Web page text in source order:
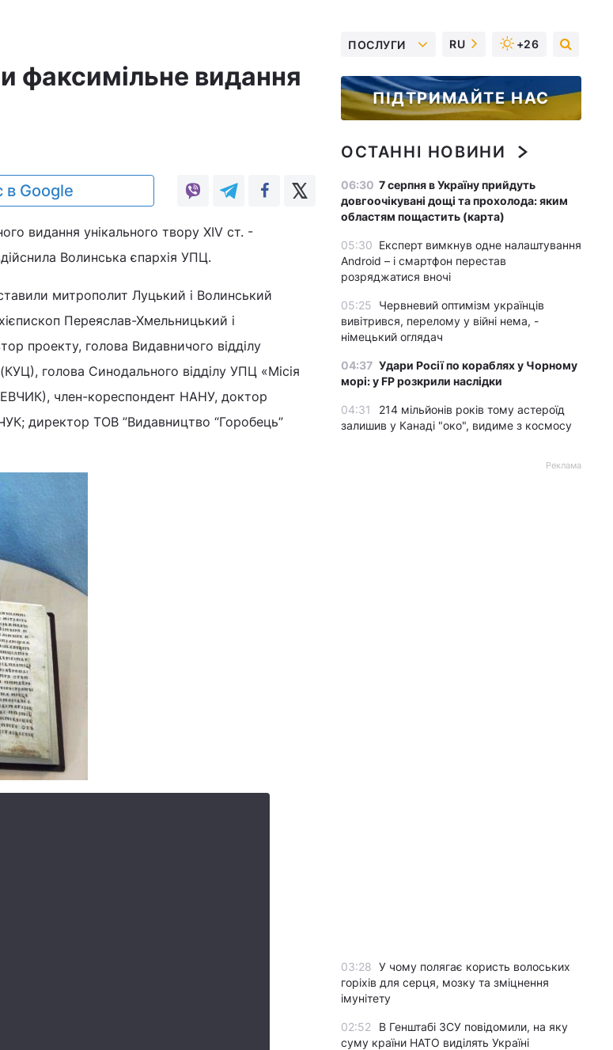
факсимільне видання
в Google
видання унікального твору XIV ст. -
Волинська єпархія УПЦ.
митрополит Луцький і Волинський
Переяслав-Хмельницький і
проекту, голова Видавничого відділу
голова Синодального відділу УПЦ «Місія
член-кореспондент НАНУ, доктор
директор ТОВ ”Видавництво “Горобець”
ПОСЛУГИ RU +26
ПІДТРИМАЙТЕ НАС
ОСТАННІ НОВИНИ
06:30 7 серпня в Україну прийдуть
довгоочікувані дощі та прохолода: яким
областям пощастить (карта)
05:30 Експерт вимкнув одне налаштування
Android – і смартфон перестав
розряджатися вночі
05:25
Червневий оптимізм українців
вивітрився, перелому у війні нема, -
німецький оглядач
04:37 Удари Росії по кораблях у Чорному
морі: у FP розкрили наслідки
04:31
214 мільйонів років тому астероїд
залишив у Канаді "око", видиме з космосу
Реклама
03:28 У чому полягає користь волоських
горіхів для серця, мозку та зміцнення
імунітету
02:52
В Генштабі ЗСУ повідомили, на яку
суму країни НАТО виділять Україні